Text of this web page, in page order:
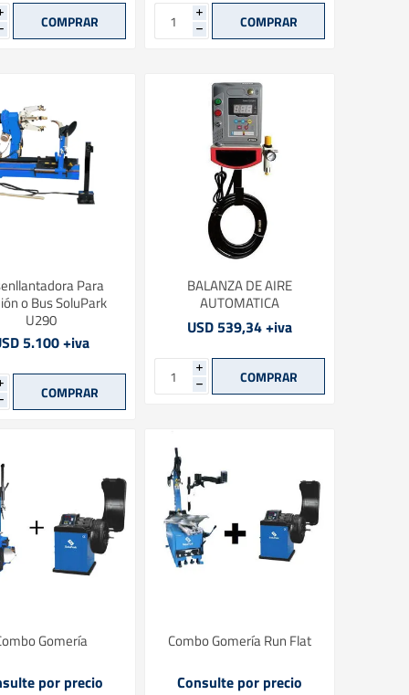
i
h
Para
o Bus SoluPark
U290
5.100 +iva
BALANZA DE AIRE
AUTOMATICA
USD 539,34 +iva
i
h
Gomería
por precio
Combo Gomería Run Flat
Consulte por precio